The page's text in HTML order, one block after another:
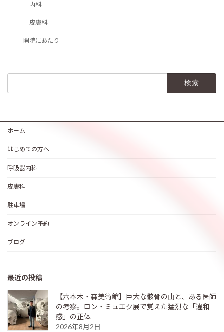
内科
皮膚科
開院にあたり
ホーム
はじめての方へ
呼吸器内科
皮膚科
駐車場
オンライン予約
ブログ
最近の投稿
【六本木・森美術館】巨大な骸骨の山と、ある医師
の考察。ロン・ミュエク展で覚えた猛烈な「違和
感」の正体
2026年8月2日